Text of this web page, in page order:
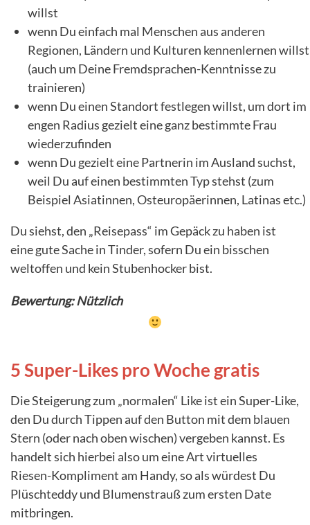
willst
wenn Du einfach mal Menschen aus anderen
Regionen, Ländern und Kulturen kennenlernen willst
(auch um Deine Fremdsprachen-Kenntnisse zu
trainieren)
wenn Du einen Standort festlegen willst, um dort im
engen Radius gezielt eine ganz bestimmte Frau
wiederzufinden
wenn Du gezielt eine Partnerin im Ausland suchst,
weil Du auf einen bestimmten Typ stehst (zum
Beispiel Asiatinnen, Osteuropäerinnen, Latinas etc.)
Du siehst, den „Reisepass“ im Gepäck zu haben ist
eine gute Sache in Tinder, sofern Du ein bisschen
weltoffen und kein Stubenhocker bist.
Bewertung: Nützlich
5 Super-Likes pro Woche gratis
Die Steigerung zum „normalen“ Like ist ein Super-Like,
den Du durch Tippen auf den Button mit dem blauen
Stern (oder nach oben wischen) vergeben kannst. Es
handelt sich hierbei also um eine Art virtuelles
Riesen-Kompliment am Handy, so als würdest Du
Plüschteddy und Blumenstrauß zum ersten Date
mitbringen.